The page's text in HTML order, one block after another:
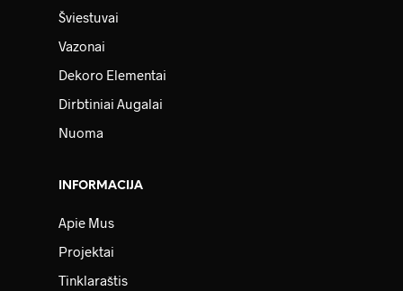
Šviestuvai
Vazonai
Dekoro Elementai
Dirbtiniai Augalai
Nuoma
INFORMACIJA
Apie Mus
Projektai
Tinklaraštis